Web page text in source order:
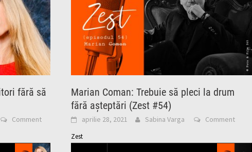
fără să
Comment
Marian Coman: Trebuie să pleci la drum
fără așteptări (Zest #54)
aprilie 28, 2021 Sabina Varga Comment
Zest